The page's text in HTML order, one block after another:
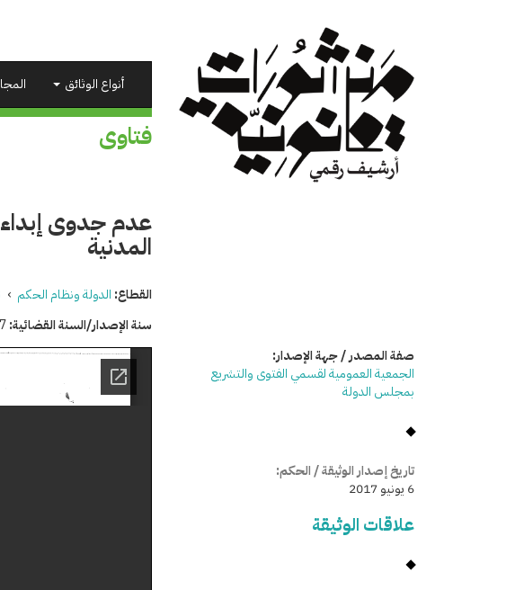
أنواع الوثائق
فتاوى
عدم جدوى إبداء
المدنية
القطاع: الدولة ونظام الحكم ›
سنة الإصدار/السنة القضائية:
صفة المصدر / جهة الإصدار:
الجمعية العمومية لقسمي الفتوى والتشريع
بمجلس الدولة
تاريخ إصدار الوثيقة / الحكم:
6 يونيو 2017
علاقات الوثيقة